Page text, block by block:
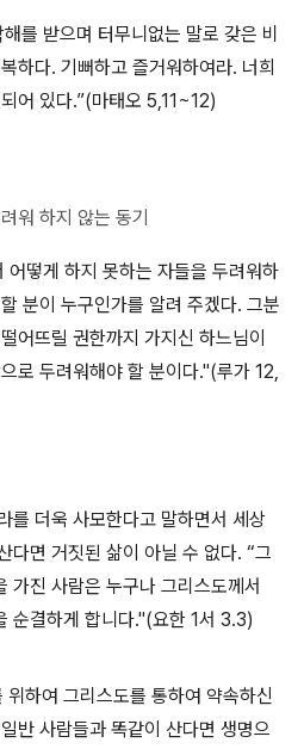
를 받으며 터무니없는 말로 갖은 비
하다. 기뻐하고 즐거워하여라. 너희
어 있다.”(마태오 5,11~12)
워 하지 않는 동기
어떻게 하지 못하는 자들을 두려워하
분이 누구인가를 알려 주겠다. 그분
어뜨릴 권한까지 가지신 하느님이
로 두려워해야 할 분이다."(루가 12,
를 더욱 사모한다고 말하면서 세상
다면 거짓된 삶이 아닐 수 없다. “그
가진 사람은 누구나 그리스도께서
순결하게 합니다."(요한 1서 3.3)
하여 그리스도를 통하여 약속하신
반 사람들과 똑같이 산다면 생명으